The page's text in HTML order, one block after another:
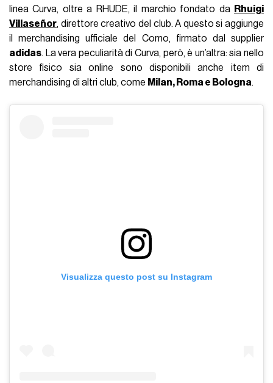
linea Curva, oltre a RHUDE, il marchio fondato da Rhuigi
Villaseñor, direttore creativo del club. A questo si aggiunge
il merchandising ufficiale del Como, firmato dal supplier
adidas. La vera peculiarità di Curva, però, è un’altra: sia nello
store fisico sia online sono disponibili anche item di
merchandising di altri club, come Milan, Roma e Bologna.
Visualizza questo post su Instagram